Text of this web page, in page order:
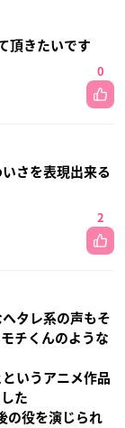
頂きたいです
0
さを表現出来る
2
タレ系の声もそ
チくんのような
いうアニメ作品
た
の役を演じられ